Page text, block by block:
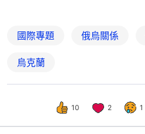
國際專題 俄烏關係
烏克蘭
10 2 1